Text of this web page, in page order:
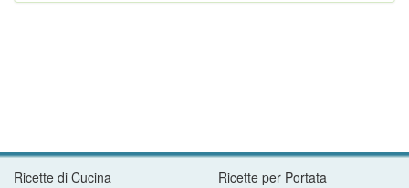
Ricette di Cucina
Ricette per Portata